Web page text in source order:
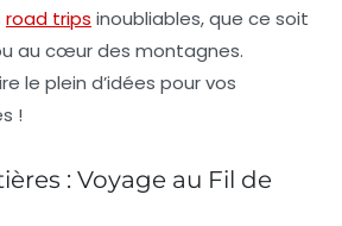
road trips inoubliables, que ce soit
au cœur des montagnes.
le plein d’idées pour vos
!
: Voyage au Fil de